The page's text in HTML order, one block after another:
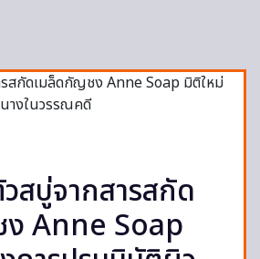
สบู่จากสารสกัด
Anne Soap